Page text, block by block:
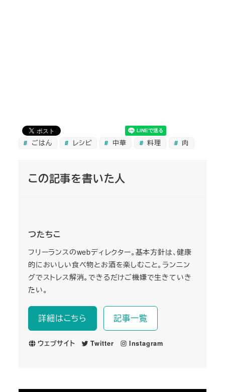
ごはん レシピ 中華 料理 肉
この記事を書いた人
つたちこ
フリーランスのwebディレクター。基本方針は、健康
的においしい食べ物とお酒を楽しむこと。ランニン
グでストレス解消。できるだけご機嫌で生きていき
たい。
詳細はこちら 記事一覧
ウェブサイト Twitter Instagram